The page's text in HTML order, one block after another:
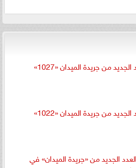
الجديد من جريدة الميدان «1027»
الجديد من جريدة الميدان «1022»
الجديد من «جريدة الميدان» في